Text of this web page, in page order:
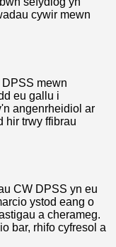
cywir mewn
mewn
eu gallu i
angenrheidiol ar
hir trwy ffibrau
CW DPSS yn eu
ystod eang o
a cherameg.
bar, rhifo cyfresol a